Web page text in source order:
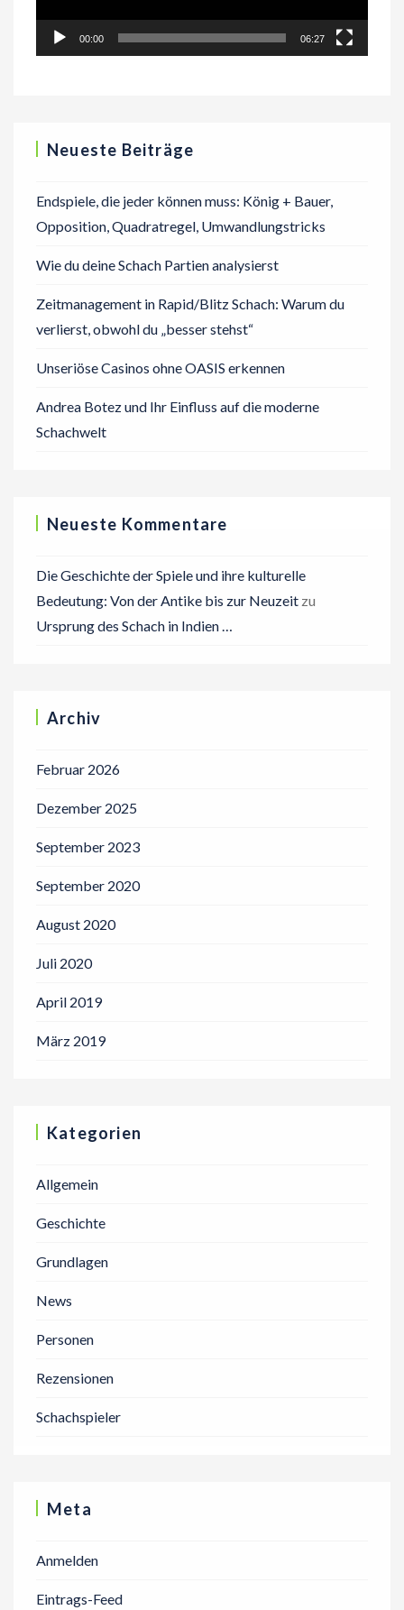
00:00 06:27
Neueste Beiträge
Endspiele, die jeder können muss: König + Bauer,
Opposition, Quadratregel, Umwandlungstricks
Wie du deine Schach Partien analysierst
Zeitmanagement in Rapid/Blitz Schach: Warum du
verlierst, obwohl du „besser stehst“
Unseriöse Casinos ohne OASIS erkennen
Andrea Botez und Ihr Einfluss auf die moderne
Schachwelt
Neueste Kommentare
Die Geschichte der Spiele und ihre kulturelle
Bedeutung: Von der Antike bis zur Neuzeit zu
Ursprung des Schach in Indien …
Archiv
Februar 2026
Dezember 2025
September 2023
September 2020
August 2020
Juli 2020
April 2019
März 2019
Kategorien
Allgemein
Geschichte
Grundlagen
News
Personen
Rezensionen
Schachspieler
Meta
Anmelden
Eintrags-Feed